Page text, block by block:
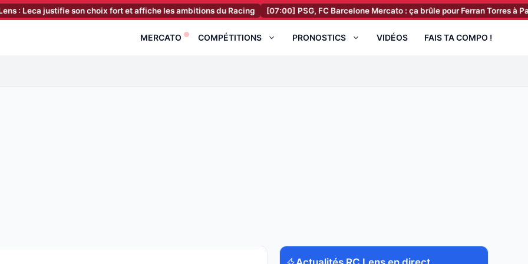
justifie son choix fort et affiche les ambitions du Racing [07:00] PSG, FC Barcelone Mercato : ça brûle pour Ferran Torres à Paris !
MERCATO COMPÉTITIONS PRONOSTICS VIDÉOS FAIS TA COMPO !